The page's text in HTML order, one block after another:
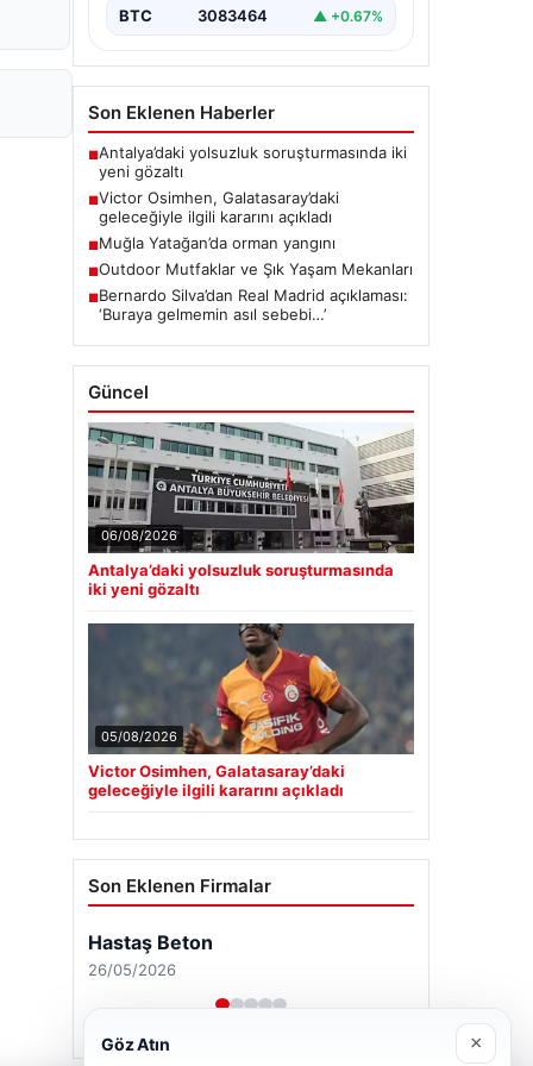
BTC 3083464 ▲ +0.67%
Son Eklenen Haberler
■Antalya’daki yolsuzluk soruşturmasında iki
yeni gözaltı
■Victor Osimhen, Galatasaray’daki
geleceğiyle ilgili kararını açıkladı
■Muğla Yatağan’da orman yangını
■Outdoor Mutfaklar ve Şık Yaşam Mekanları
■Bernardo Silva’dan Real Madrid açıklaması:
‘Buraya gelmemin asıl sebebi…’
Güncel
06/08/2026
Antalya’daki yolsuzluk soruşturmasında
iki yeni gözaltı
05/08/2026
Victor Osimhen, Galatasaray’daki
geleceğiyle ilgili kararını açıkladı
Son Eklenen Firmalar
Hastaş Beton
26/05/2026
Göz Atın ×